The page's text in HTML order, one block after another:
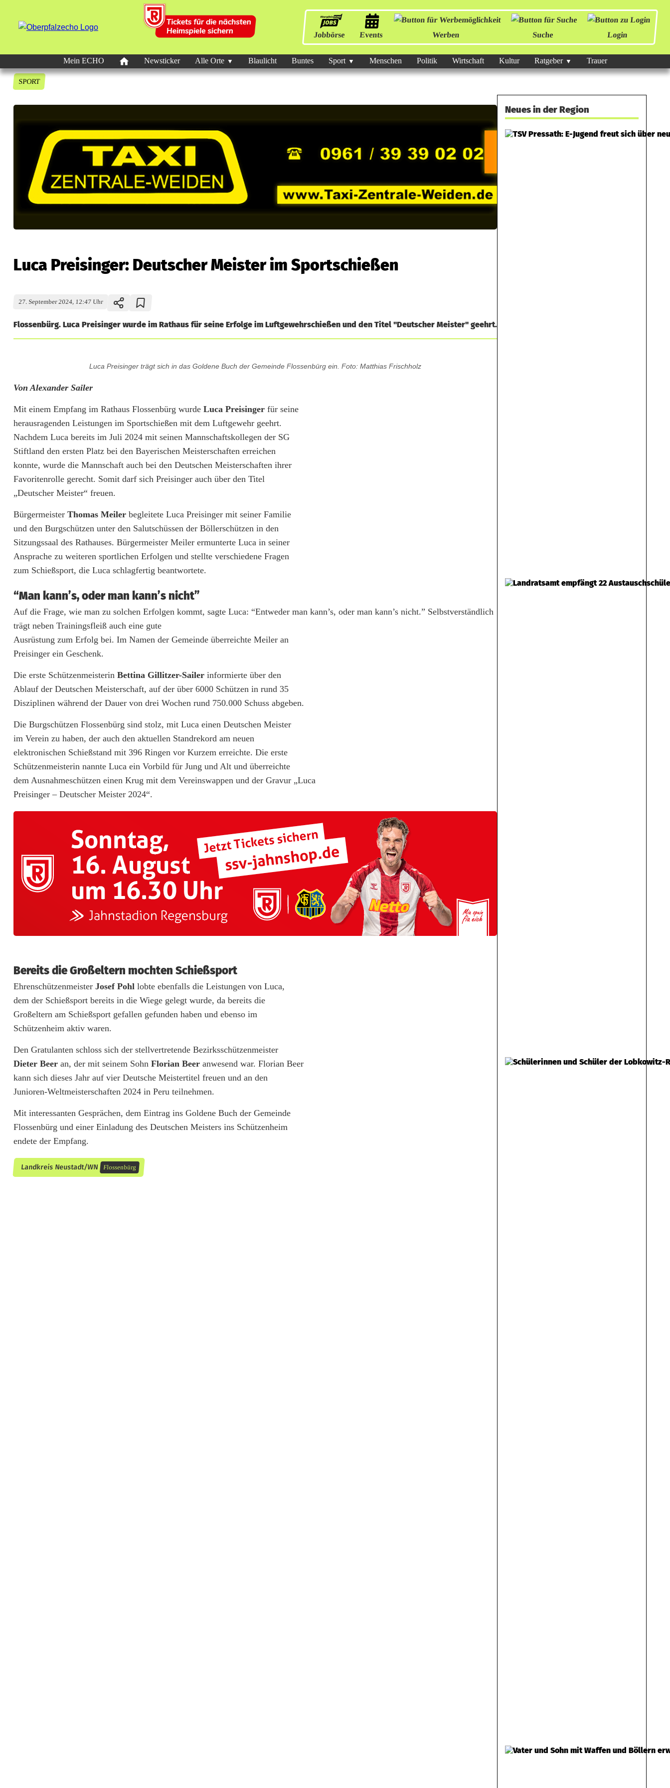
Jobbörse Events Werben Suche Login
Mein ECHO Newsticker Alle Orte Blaulicht Buntes Sport Menschen Politik Wirtschaft Kultur Ratgeber Trauer
SPORT
Luca Preisinger: Deutscher Meister im Sportschießen
27. September 2024, 12:47 Uhr
Flossenbürg. Luca Preisinger wurde im Rathaus für seine Erfolge im Luftgewehrschießen und den Titel "Deutscher Meister" geehrt.
a
P
r
e
s
i
n
g
:
D
u
t
s
c
h
e
r
M
m
S
p
o
t
s
c
h
ß
Luca Preisinger trägt sich in das Goldene Buch der Gemeinde Flossenbürg ein. Foto: Matthias Frischholz
Von Alexander Sailer
Mit einem Empfang im Rathaus Flossenbürg wurde Luca Preisinger für seine
herausragenden Leistungen im Sportschießen mit dem Luftgewehr geehrt.
Nachdem Luca bereits im Juli 2024 mit seinen Mannschaftskollegen der SG
Stiftland den ersten Platz bei den Bayerischen Meisterschaften erreichen
konnte, wurde die Mannschaft auch bei den Deutschen Meisterschaften ihrer
Favoritenrolle gerecht. Somit darf sich Preisinger auch über den Titel
„Deutscher Meister“ freuen.
Bürgermeister Thomas Meiler begleitete Luca Preisinger mit seiner Familie
und den Burgschützen unter den Salutschüssen der Böllerschützen in den
Sitzungssaal des Rathauses. Bürgermeister Meiler ermunterte Luca in seiner
Ansprache zu weiteren sportlichen Erfolgen und stellte verschiedene Fragen
zum Schießsport, die Luca schlagfertig beantwortete.
“Man kann’s, oder man kann’s nicht”
Auf die Frage, wie man zu solchen Erfolgen kommt, sagte Luca: “Entweder man kann’s, oder man kann’s nicht.” Selbstverständlich
trägt neben Trainingsfleiß auch eine gute
Ausrüstung zum Erfolg bei. Im Namen der Gemeinde überreichte Meiler an
Preisinger ein Geschenk.
Die erste Schützenmeisterin Bettina Gillitzer-Sailer informierte über den
Ablauf der Deutschen Meisterschaft, auf der über 6000 Schützen in rund 35
Disziplinen während der Dauer von drei Wochen rund 750.000 Schuss abgeben.
Die Burgschützen Flossenbürg sind stolz, mit Luca einen Deutschen Meister
im Verein zu haben, der auch den aktuellen Standrekord am neuen
elektronischen Schießstand mit 396 Ringen vor Kurzem erreichte. Die erste
Schützenmeisterin nannte Luca ein Vorbild für Jung und Alt und überreichte
dem Ausnahmeschützen einen Krug mit dem Vereinswappen und der Gravur „Luca
Preisinger – Deutscher Meister 2024“.
Bereits die Großeltern mochten Schießsport
Ehrenschützenmeister Josef Pohl lobte ebenfalls die Leistungen von Luca,
dem der Schießsport bereits in die Wiege gelegt wurde, da bereits die
Großeltern am Schießsport gefallen gefunden haben und ebenso im
Schützenheim aktiv waren.
Den Gratulanten schloss sich der stellvertretende Bezirksschützenmeister
Dieter Beer an, der mit seinem Sohn Florian Beer anwesend war. Florian Beer
kann sich dieses Jahr auf vier Deutsche Meistertitel freuen und an den
Junioren-Weltmeisterschaften 2024 in Peru teilnehmen.
Mit interessanten Gesprächen, dem Eintrag ins Goldene Buch der Gemeinde
Flossenbürg und einer Einladung des Deutschen Meisters ins Schützenheim
endete der Empfang.
Landkreis Neustadt/WN Flossenbürg
Neues in der Region